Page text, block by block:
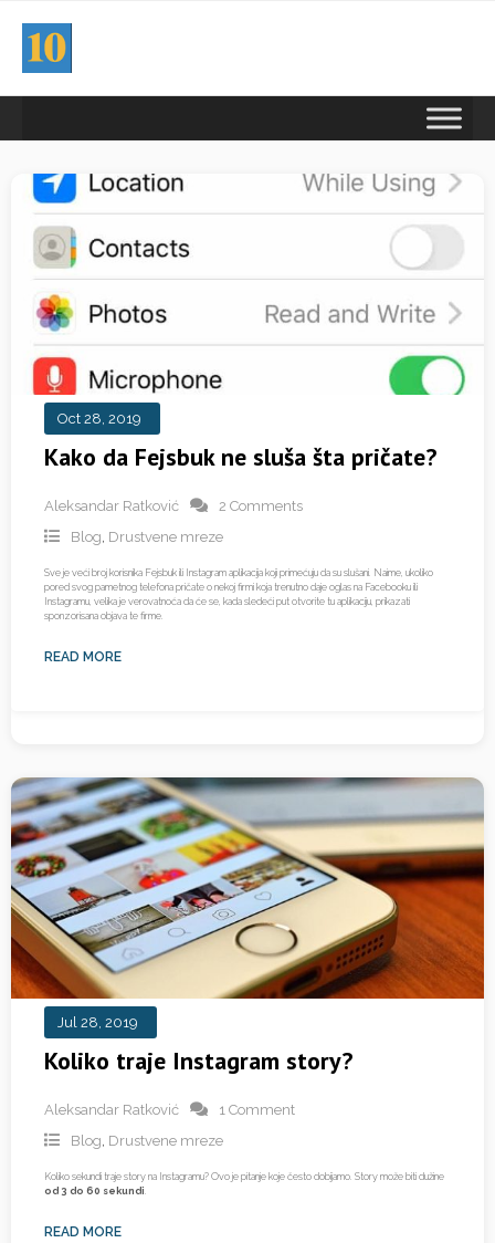
Kako da Fejsbuk ne sluša šta pričate?
Oct 28, 2019
Aleksandar Ratković
2 Comments
Blog, Drustvene mreze
Sve je veći broj korisnika Fejsbuk ili Instagram aplikacija koji primećuju da su slušani. Naime, ukoliko
pored svog pametnog telefona pričate o nekoj firmi koja trenutno daje oglas na Facebooku ili
Instagramu, velika je verovatnoća da će se, kada sledeći put otvorite tu aplikaciju, prikazati
sponzorisana objava te firme.
READ MORE
Koliko traje Instagram story?
Jul 28, 2019
Aleksandar Ratković
1 Comment
Blog, Drustvene mreze
Koliko sekundi traje story na Instagramu? Ovo je pitanje koje često dobijamo. Story može biti dužine
od 3 do 60 sekundi.
READ MORE